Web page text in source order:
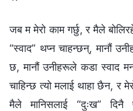
जब म मेरो काम गर्छु, र मैले
“स्वाद” थप्न चाहन्छन्, मानौं
छ, मानौं उनीहरूले कडा स्वाद
चाहिन्छ त्यो मलाई थाहा छैन, र
मैले मानिसलाई “दुःख” दिनै